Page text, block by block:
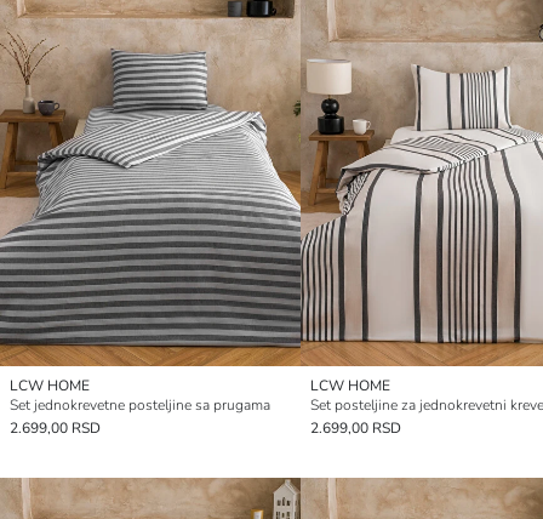
LCW HOME
Set jednokrevetne posteljine sa prugama
2.699,00 RSD
LCW HOME
2.699,00 RSD